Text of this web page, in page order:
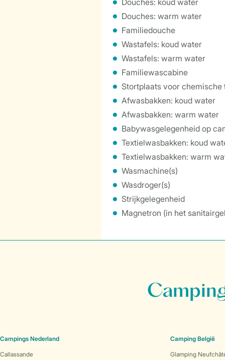
Douches: koud water
Douches: warm water
Familiedouche
Wastafels: koud water
Wastafels: warm water
Familiewascabine
Stortplaats voor chemische
Afwasbakken: koud water
Afwasbakken: warm water
Babywasgelegenheid op
Textielwasbakken: koud
Textielwasbakken: warm
Wasmachine(s)
Wasdroger(s)
Strijkgelegenheid
Magnetron (in het
Campings Nederland
Callassande
Camping België
Glamping